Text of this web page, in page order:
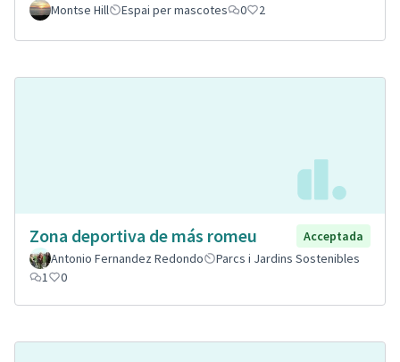
Montse Hill
Espai per mascotes 0 2
Zona deportiva de más romeu
Acceptada
Antonio Fernandez Redondo
Parcs i Jardins Sostenibles
1
0